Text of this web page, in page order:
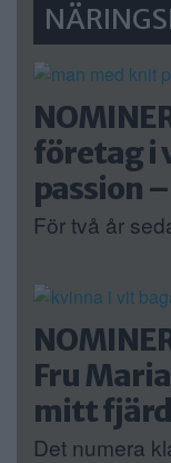
företag i
passion
För två år
Fru
mitt
Det numera